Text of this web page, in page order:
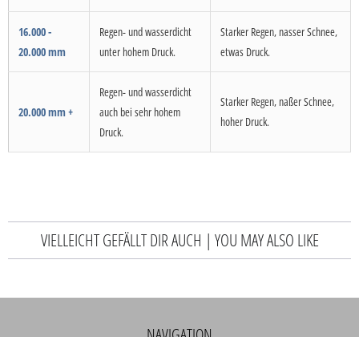
16.000 -
20.000 mm
Regen- und wasserdicht
unter hohem Druck.
Starker Regen, nasser Schnee,
etwas Druck.
20.000 mm +
Regen- und wasserdicht
auch bei sehr hohem
Druck.
Starker Regen, naßer Schnee,
hoher Druck.
VIELLEICHT GEFÄLLT DIR AUCH | YOU MAY ALSO LIKE